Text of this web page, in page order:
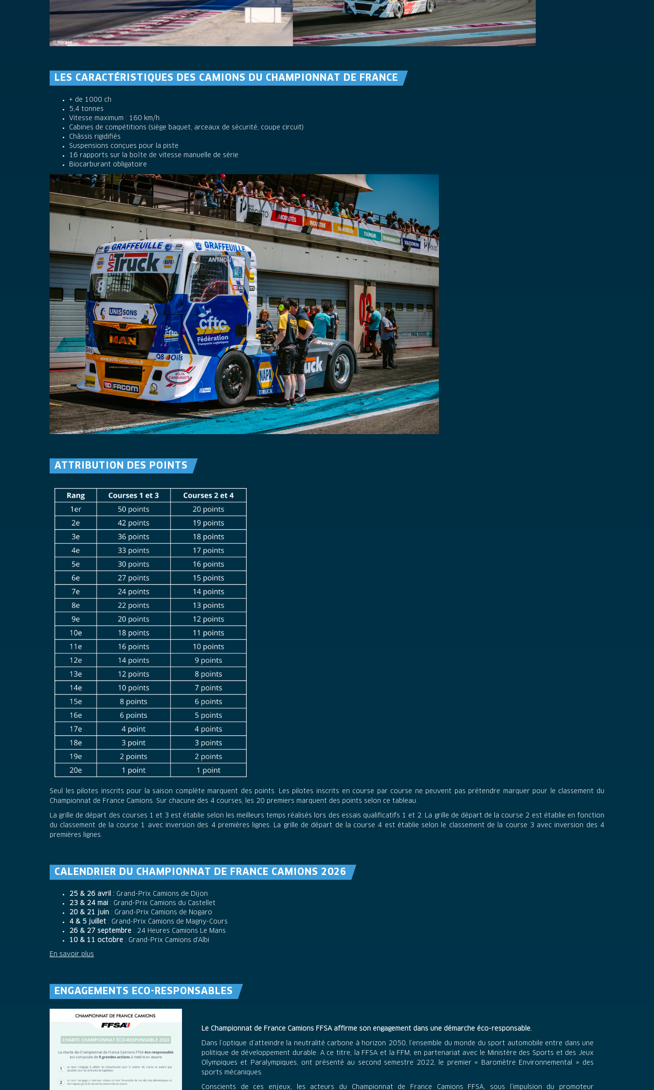
LES CARACTÉRISTIQUES DES CAMIONS DU CHAMPIONNAT DE FRANCE
+ de 1000 ch
5,4 tonnes
Vitesse maximum : 160 km/h
Cabines de compétitions (siège baquet, arceaux de sécurité, coupe circuit)
Châssis rigidifiés
Suspensions conçues pour la piste
16 rapports sur la boîte de vitesse manuelle de série
Biocarburant obligatoire
ATTRIBUTION DES POINTS
Seul les pilotes inscrits pour la saison complète marquent des points. Les pilotes inscrits en course par course ne peuvent pas prétendre marquer pour le classement du
Championnat de France Camions. Sur chacune des 4 courses, les 20 premiers marquent des points selon ce tableau.
La grille de départ des courses 1 et 3 est établie selon les meilleurs temps réalisés lors des essais qualificatifs 1 et 2. La grille de départ de la course 2 est établie en fonction
du classement de la course 1 avec inversion des 4 premières lignes. La grille de départ de la course 4 est établie selon le classement de la course 3 avec inversion des 4
premières lignes.
CALENDRIER DU CHAMPIONNAT DE FRANCE CAMIONS 2026
25 & 26 avril : Grand-Prix Camions de Dijon
23 & 24 mai
: Grand-Prix Camions du Castellet
20 & 21 juin : Grand-Prix Camions de Nogaro
4 & 5 juillet : Grand-Prix Camions de Magny-Cours
26 & 27 septembre : 24 Heures Camions Le Mans
10 & 11 octobre : Grand-Prix Camions d'Albi
En savoir plus
ENGAGEMENTS ECO-RESPONSABLES
Le Championnat de France Camions FFSA affirme son engagement dans une démarche éco-responsable.
Dans l’optique d’atteindre la neutralité carbone à horizon 2050, l’ensemble du monde du sport automobile entre dans une
politique de développement durable. A ce titre, la FFSA et la FFM, en partenariat avec le Ministère des Sports et des Jeux
Olympiques et Paralympiques, ont présenté au second semestre 2022, le premier « Baromètre Environnemental » des
sports mécaniques.
Conscients de ces enjeux, les acteurs du Championnat de France Camions FFSA, sous l’impulsion du promoteur